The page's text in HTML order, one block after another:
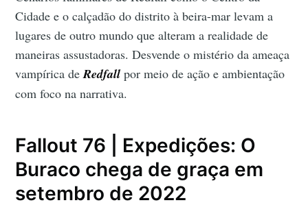
Cidade e o calçadão do distrito à beira-mar levam a
lugares de outro mundo que alteram a realidade de
maneiras assustadoras. Desvende o mistério da ameaça
vampírica deRedfall por meio de ação e ambientação
com foco na narrativa.
Fallout 76 | Expedições: O
Buraco chega de graça em
setembro de 2022